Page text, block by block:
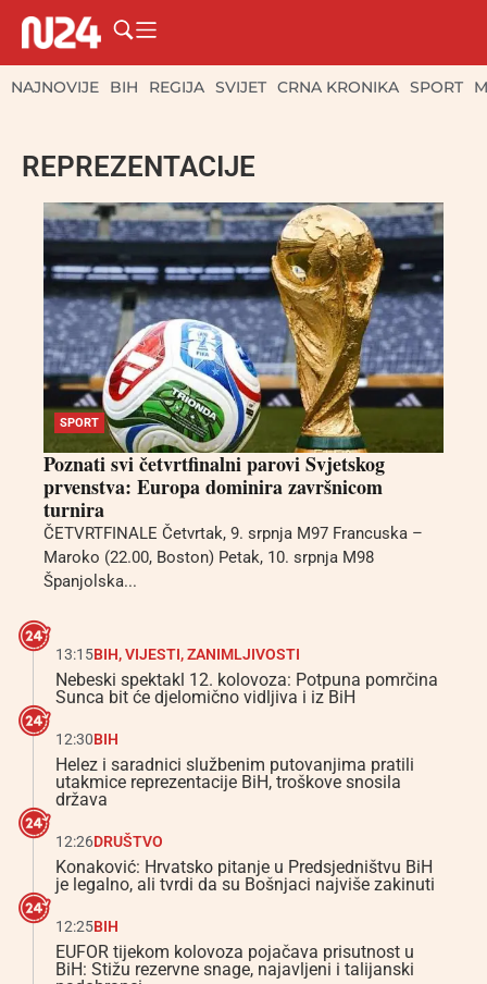
NAJNOVIJE BIH REGIJA SVIJET CRNA KRONIKA SPORT
REPREZENTACIJE
SPORT
Poznati svi četvrtfinalni parovi Svjetskog
prvenstva: Europa dominira završnicom
turnira
ČETVRTFINALE Četvrtak, 9. srpnja M97 Francuska –
Maroko (22.00, Boston) Petak, 10. srpnja M98
Španjolska...
13:15BIH,VIJESTI,ZANIMLJIVOSTI
Nebeski spektakl 12. kolovoza: Potpuna pomrčina
Sunca bit će djelomično vidljiva i iz BiH
12:30BIH
Helez i saradnici službenim putovanjima pratili
utakmice reprezentacije BiH, troškove snosila
država
12:26DRUŠTVO
Konaković: Hrvatsko pitanje u Predsjedništvu BiH
je legalno, ali tvrdi da su Bošnjaci najviše zakinuti
12:25BIH
EUFOR tijekom kolovoza pojačava prisutnost u
BiH: Stižu rezervne snage, najavljeni i talijanski